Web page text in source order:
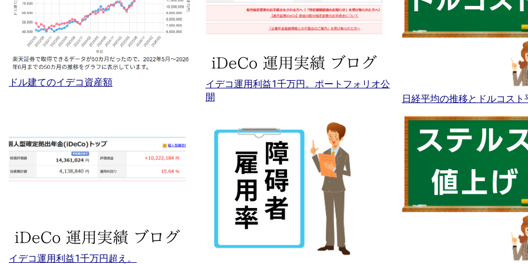
ドル建てのイデコ資産額
イデコ運用利益1千万円。ポートフォリオ公
開
日経平均の推移とドルコスト
イデコ運用利益1千万円超え。